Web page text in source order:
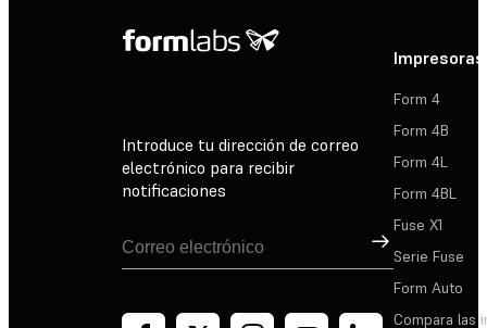
Introduce tu dirección de correo
electrónico para recibir
notificaciones
Suscribirse
Impresoras
Form 4
Form 4B
Form 4L
Form 4BL
Fuse X1
Serie Fuse
Form Auto
Compara las